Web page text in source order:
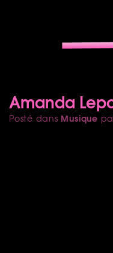
Amanda
Posté dans Musique